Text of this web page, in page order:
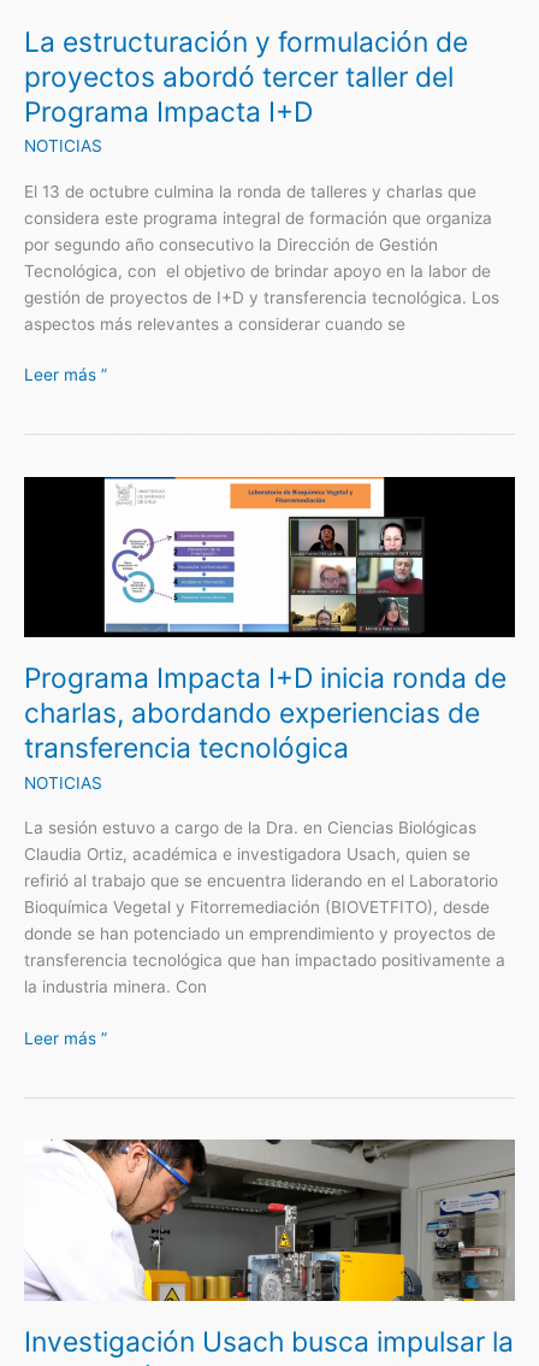
La estructuración y formulación de
proyectos abordó tercer taller del
Programa Impacta I+D
NOTICIAS
El 13 de octubre culmina la ronda de talleres y charlas que
considera este programa integral de formación que organiza
por segundo año consecutivo la Dirección de Gestión
Tecnológica, con el objetivo de brindar apoyo en la labor de
gestión de proyectos de I+D y transferencia tecnológica. Los
aspectos más relevantes a considerar cuando se
tercer
del
Programa
Impacta
Leer más ”
Programa Impacta I+D inicia ronda de
charlas, abordando experiencias de
transferencia tecnológica
NOTICIAS
La sesión estuvo a cargo de la Dra. en Ciencias Biológicas
Claudia Ortiz, académica e investigadora Usach, quien se
refirió al trabajo que se encuentra liderando en el Laboratorio
Bioquímica Vegetal y Fitorremediación (BIOVETFITO), desde
donde se han potenciado un emprendimiento y proyectos de
transferencia tecnológica que han impactado positivamente a
la industria minera. Con
abordando
experiencias
de
transferencia
tecnológica
Leer más ”
Investigación Usach busca impulsar la
Investigación
la
producción
envases